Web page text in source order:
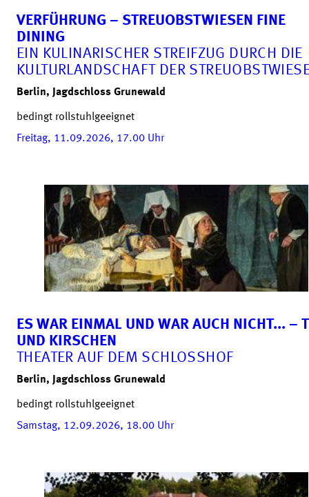
VERFÜHRUNG – STREUOBSTWIESEN FINE
DINING
EIN KULINARISCHER STREIFZUG DURCH DIE
KULTURLANDSCHAFT DER
Berlin, Jagdschloss Grunewald
bedingt rollstuhlgeeignet
Freitag, 11.09.2026, 17.00 Uhr
ES WAR EINMAL UND WAR AUCH NICHT... –
UND KIRSCHEN
THEATER AUF DEM SCHLOSSHOF
Berlin, Jagdschloss Grunewald
bedingt rollstuhlgeeignet
Samstag, 12.09.2026, 18.00 Uhr